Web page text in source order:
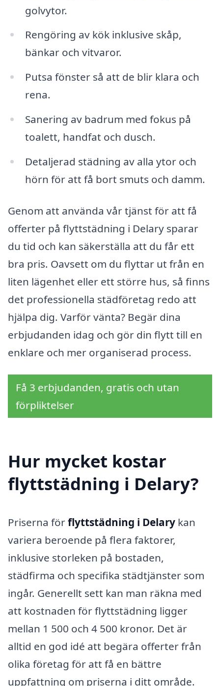
golvytor.
Rengöring av kök inklusive skåp,
bänkar och vitvaror.
Putsa fönster så att de blir klara och
rena.
Sanering av badrum med fokus på
toalett, handfat och dusch.
Detaljerad städning av alla ytor och
hörn för att få bort smuts och damm.
Genom att använda vår tjänst för att få
offerter på flyttstädning i Delary sparar
du tid och kan säkerställa att du får ett
bra pris. Oavsett om du flyttar ut från en
liten lägenhet eller ett större hus, så finns
det professionella städföretag redo att
hjälpa dig. Varför vänta? Begär dina
erbjudanden idag och gör din flytt till en
enklare och mer organiserad process.
Få 3 erbjudanden, gratis och utan
förpliktelser
Hur mycket kostar
flyttstädning i Delary?
Priserna förflyttstädning i Delary kan
variera beroende på flera faktorer,
inklusive storleken på bostaden,
städfirma och specifika städtjänster som
ingår. Generellt sett kan man räkna med
att kostnaden för flyttstädning ligger
mellan 1 500 och 4 500 kronor. Det är
alltid en god idé att begära offerter från
olika företag för att få en bättre
uppfattning om priserna i ditt område.